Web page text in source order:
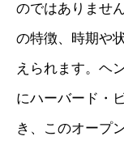
のではありませ
の特徴、時期や
えられます。ヘ
にハーバード・
き、このオープ